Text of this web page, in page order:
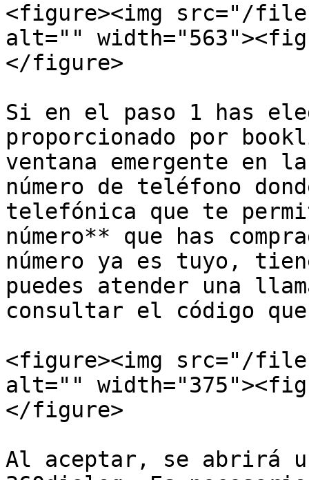
<figure><img src="/files/
alt=""
</figure>
Si en el paso 1 has
proporcionado por
ventana emergente
número de teléfono
telefónica que te
número** que has
número ya es tuyo,
puedes atender una
consultar el código
<figure><img src="/files/
alt=""
</figure>
Al aceptar, se abrirá